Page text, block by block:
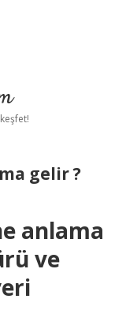
gelir ?
anlama
ve